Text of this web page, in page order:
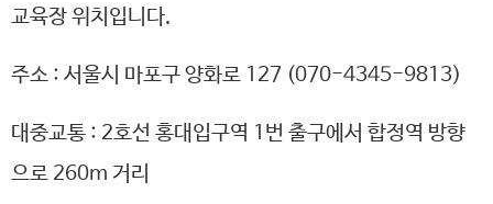
교육장 위치입니다.
주소 : 서울시 마포구 양화로 127 (070-4345-9813)
대중교통 : 2호선 홍대입구역 1번 출구에서 합정역 방향
으로 260m 거리